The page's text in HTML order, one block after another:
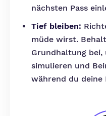
nächsten Pass
Tief bleiben:
müde wirst.
Grundhaltung bei,
simulieren und
während du deine